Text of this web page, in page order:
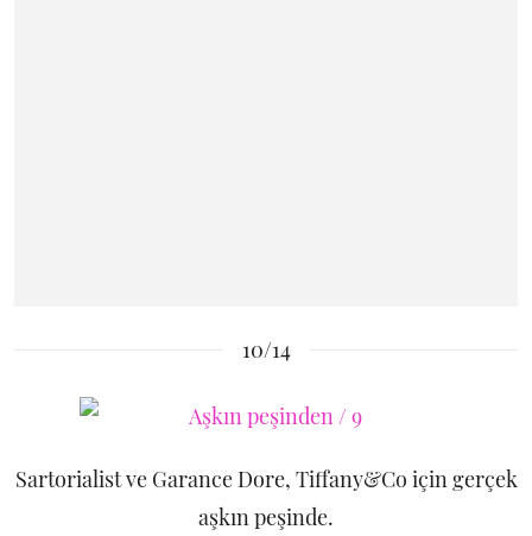
10/14
Sartorialist ve Garance Dore, Tiffany&Co için gerçek
aşkın peşinde.